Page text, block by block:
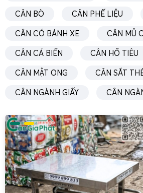
CÂN BÒ CÂN PHẾ LIỆU
CÂN CÓ BÁNH XE CÂN MỦ
CÂN CÁ BIỂN CÂN HỒ TIÊU
CÂN MẬT ONG CÂN SẮT
CÂN NGÀNH GIẤY CÂN